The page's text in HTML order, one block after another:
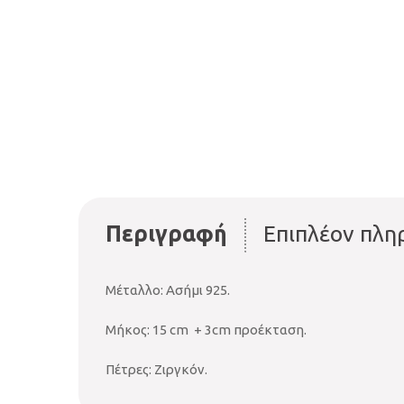
Περιγραφή Επιπλέον
Μέταλλο: Ασήμι 925.
Μήκος: 15 cm + 3cm προέκταση.
Πέτρες: Ζιργκόν.